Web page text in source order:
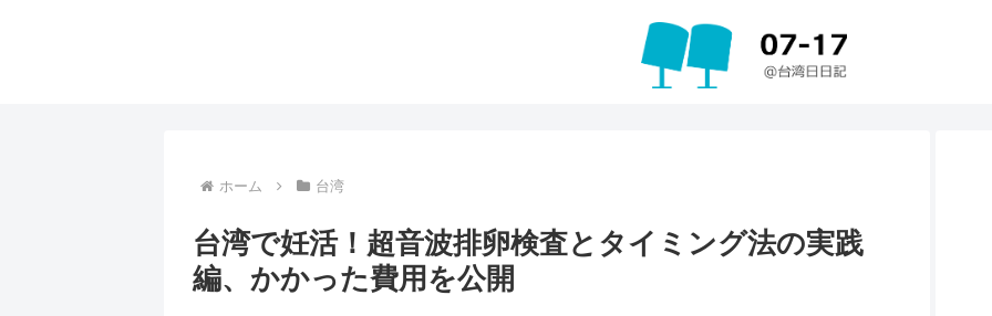
ホーム 台湾
台湾で妊活！超音波排卵検査とタイミング法の実践
編、かかった費用を公開